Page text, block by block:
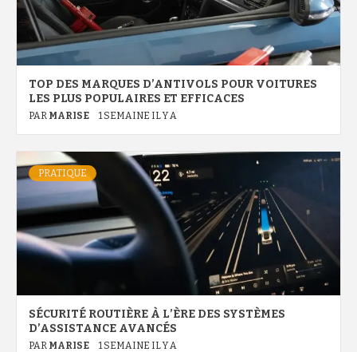
TOP DES MARQUES D’ANTIVOLS POUR VOITURES
LES PLUS POPULAIRES ET EFFICACES
PAR MARISE 1 SEMAINE IL Y A
PRATIQUE
SÉCURITÉ ROUTIÈRE À L’ÈRE DES SYSTÈMES
D’ASSISTANCE AVANCÉS
PAR MARISE 1 SEMAINE IL Y A